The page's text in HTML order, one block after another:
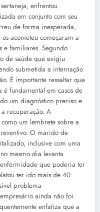
enfrentou
em conjunto com seu
de forma inesperada,
acometeu começaram a
e familiares. Segundo
de saúde que exigiu
submetida a internação
É importante ressaltar que
fundamental em casos de
um diagnóstico preciso e
recuperação. A
um lembrete sobre a
O marido de
inclusive com uma
mesmo dia levanta
que poderia ter
ter ido mais de 40
problema
ainda não foi
enfatiza que a